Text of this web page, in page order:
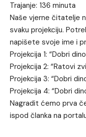
Trajanje: 136 minuta
Naše vjerne čitatelje
svaku projekciju.
napišete svoje ime i
Projekcija 1: “Dobri
Projekcija 2: “Ratovi
Projekcija 3: “Dobri
Projekcija 4: “Dobri
Nagradit ćemo prva
ispod članka na